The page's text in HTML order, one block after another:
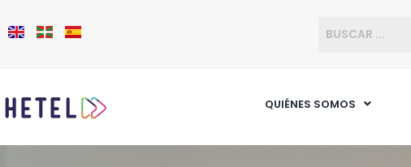
QUIÉNES SOMOS